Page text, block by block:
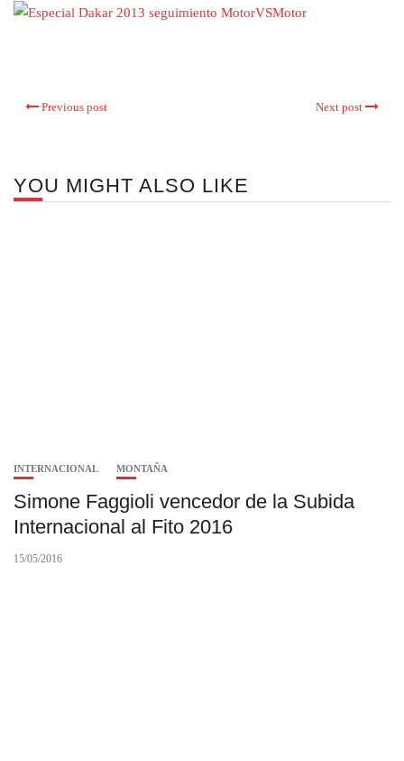
Previous post Next post
YOU MIGHT ALSO LIKE
INTERNACIONAL MONTAÑA
Simone Faggioli vencedor de la Subida
Internacional al Fito 2016
15/05/2016